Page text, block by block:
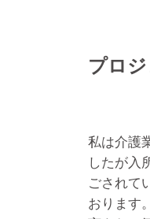
プロ
私は介護
したが入
ごされて
おります